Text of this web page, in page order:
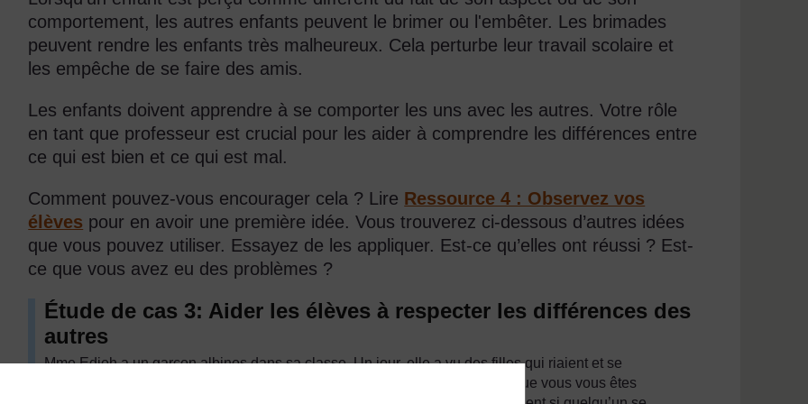
comportement, les autres enfants peuvent le brimer ou l'embêter. Les brimades
peuvent rendre les enfants très malheureux. Cela perturbe leur travail scolaire et
les empêche de se faire des amis.
Les enfants doivent apprendre à se comporter les uns avec les autres. Votre rôle
en tant que professeur est crucial pour les aider à comprendre les différences entre
ce qui est bien et ce qui est mal.
Comment pouvez-vous encourager cela ? Lire Ressource 4 : Observez vos
élèves pour en avoir une première idée. Vous trouverez ci-dessous d’autres idées
que vous pouvez utiliser. Essayez de les appliquer. Est-ce qu’elles ont réussi ? Est-
ce que vous avez eu des problèmes ?
Étude de cas 3: Aider les élèves à respecter les différences des
autres
Mme Edjoh a un garçon albinos dans sa classe. Un jour, elle a vu des filles qui riaient et se
moquaient de lui. Après la classe, elle leur a demandé: « Pourquoi est-ce que vous vous êtes